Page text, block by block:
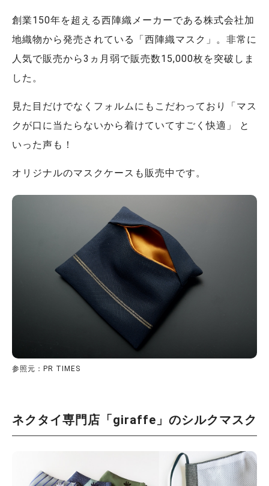
創業150年を超える西陣織メーカーである株式会社加
地織物から発売されている「西陣織マスク」。非常に
人気で販売から3ヵ月弱で販売数15,000枚を突破しま
した。
見た目だけでなくフォルムにもこだわっており「マス
クが口に当たらないから着けていてすごく快適」 と
いった声も！
オリジナルのマスクケースも販売中です。
参照元：PR TIMES
ネクタイ専門店「giraffe」のシルクマスク